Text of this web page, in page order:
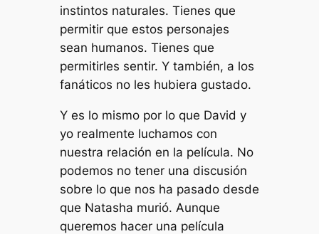
instintos naturales. Tienes que
permitir que estos personajes
sean humanos. Tienes que
permitirles sentir. Y también, a los
fanáticos no les hubiera gustado.
Y es lo mismo por lo que David y
yo realmente luchamos con
nuestra relación en la película. No
podemos no tener una discusión
sobre lo que nos ha pasado desde
que Natasha murió. Aunque
queremos hacer una película